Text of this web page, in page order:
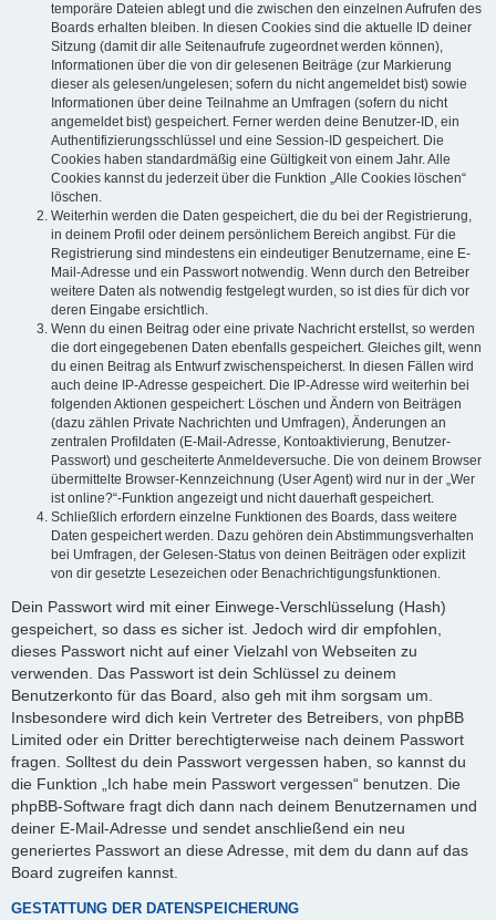
temporäre Dateien ablegt und die zwischen den einzelnen Aufrufen des
Boards erhalten bleiben. In diesen Cookies sind die aktuelle ID deiner
Sitzung (damit dir alle Seitenaufrufe zugeordnet werden können),
Informationen über die von dir gelesenen Beiträge (zur Markierung
dieser als gelesen/ungelesen; sofern du nicht angemeldet bist) sowie
Informationen über deine Teilnahme an Umfragen (sofern du nicht
angemeldet bist) gespeichert. Ferner werden deine Benutzer-ID, ein
Authentifizierungsschlüssel und eine Session-ID gespeichert. Die
Cookies haben standardmäßig eine Gültigkeit von einem Jahr. Alle
Cookies kannst du jederzeit über die Funktion „Alle Cookies löschen“
löschen.
Weiterhin werden die Daten gespeichert, die du bei der Registrierung,
in deinem Profil oder deinem persönlichem Bereich angibst. Für die
Registrierung sind mindestens ein eindeutiger Benutzername, eine E-
Mail-Adresse und ein Passwort notwendig. Wenn durch den Betreiber
weitere Daten als notwendig festgelegt wurden, so ist dies für dich vor
deren Eingabe ersichtlich.
Wenn du einen Beitrag oder eine private Nachricht erstellst, so werden
die dort eingegebenen Daten ebenfalls gespeichert. Gleiches gilt, wenn
du einen Beitrag als Entwurf zwischenspeicherst. In diesen Fällen wird
auch deine IP-Adresse gespeichert. Die IP-Adresse wird weiterhin bei
folgenden Aktionen gespeichert: Löschen und Ändern von Beiträgen
(dazu zählen Private Nachrichten und Umfragen), Änderungen an
zentralen Profildaten (E-Mail-Adresse, Kontoaktivierung, Benutzer-
Passwort) und gescheiterte Anmeldeversuche. Die von deinem Browser
übermittelte Browser-Kennzeichnung (User Agent) wird nur in der „Wer
ist online?“-Funktion angezeigt und nicht dauerhaft gespeichert.
Schließlich erfordern einzelne Funktionen des Boards, dass weitere
Daten gespeichert werden. Dazu gehören dein Abstimmungsverhalten
bei Umfragen, der Gelesen-Status von deinen Beiträgen oder explizit
von dir gesetzte Lesezeichen oder Benachrichtigungsfunktionen.
Dein Passwort wird mit einer Einwege-Verschlüsselung (Hash)
gespeichert, so dass es sicher ist. Jedoch wird dir empfohlen,
dieses Passwort nicht auf einer Vielzahl von Webseiten zu
verwenden. Das Passwort ist dein Schlüssel zu deinem
Benutzerkonto für das Board, also geh mit ihm sorgsam um.
Insbesondere wird dich kein Vertreter des Betreibers, von phpBB
Limited oder ein Dritter berechtigterweise nach deinem Passwort
fragen. Solltest du dein Passwort vergessen haben, so kannst du
die Funktion „Ich habe mein Passwort vergessen“ benutzen. Die
phpBB-Software fragt dich dann nach deinem Benutzernamen und
deiner E-Mail-Adresse und sendet anschließend ein neu
generiertes Passwort an diese Adresse, mit dem du dann auf das
Board zugreifen kannst.
GESTATTUNG DER DATENSPEICHERUNG